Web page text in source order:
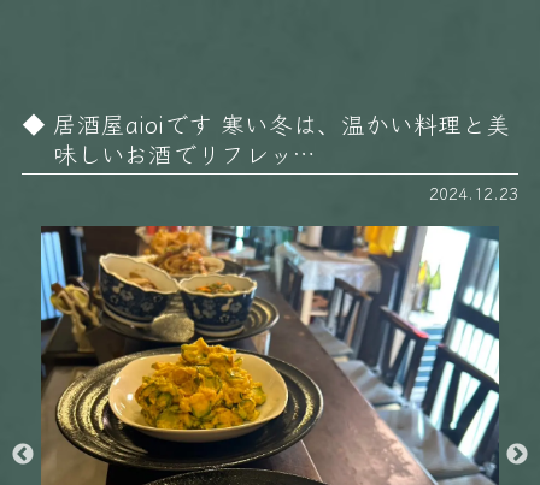
居酒屋aioiです 寒い冬は、温かい料理と美
味しいお酒でリフレッ…
2024.12.23